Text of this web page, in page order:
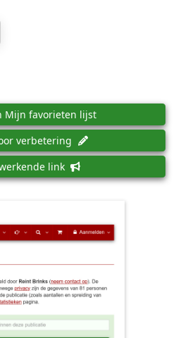
Mijn favorieten lijst
verbetering
link